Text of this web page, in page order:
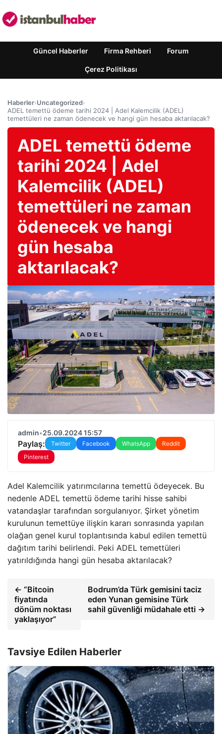
Güncel Haberler Firma Rehberi Forum
Çerez Politikası
Haberler›Uncategorized›
ADEL temettü ödeme tarihi 2024 | Adel Kalemcilik (ADEL)
temettüleri ne zaman ödenecek ve hangi gün hesaba aktarılacak?
ADEL temettü ödeme
tarihi 2024 | Adel
Kalemcilik (ADEL)
temettüleri ne zaman
ödenecek ve hangi
gün hesaba
aktarılacak?
admin•25.09.2024 15:57
Paylaş: Twitter Facebook WhatsApp
Reddit
Pinterest
Adel Kalemcilik yatırımcılarına temettü ödeyecek. Bu
nedenle ADEL temettü ödeme tarihi hisse sahibi
vatandaşlar tarafından sorgulanıyor. Şirket yönetim
kurulunun temettüye ilişkin kararı sonrasında yapılan
olağan genel kurul toplantısında kabul edilen temettü
dağıtım tarihi belirlendi. Peki ADEL temettüleri
yatırıldığında hangi gün hesaba aktarılacak?
← “Bitcoin
fiyatında
dönüm noktası
yaklaşıyor”
Bodrum’da Türk gemisini taciz
eden Yunan gemisine Türk
sahil güvenliği müdahale etti →
Tavsiye Edilen Haberler